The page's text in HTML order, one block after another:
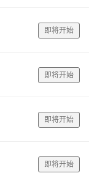
即将开始
即将开始
即将开始
即将开始